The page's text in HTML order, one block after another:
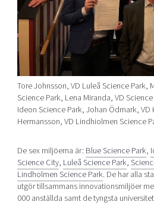
Tore Johnsson, VD Luleå Science Park,
Science Park, Lena Miranda, VD
Ideon Science Park, Johan Ödmark, VD
Hermansson, VD Lindhiolmen Science
De sex miljöerna är: Blue Science Park,
Science City, Luleå Science Park,
Lindholmen Science Park. De har alla
utgör tillsammans innovationsmiljöer
000 anställda samt de tyngsta